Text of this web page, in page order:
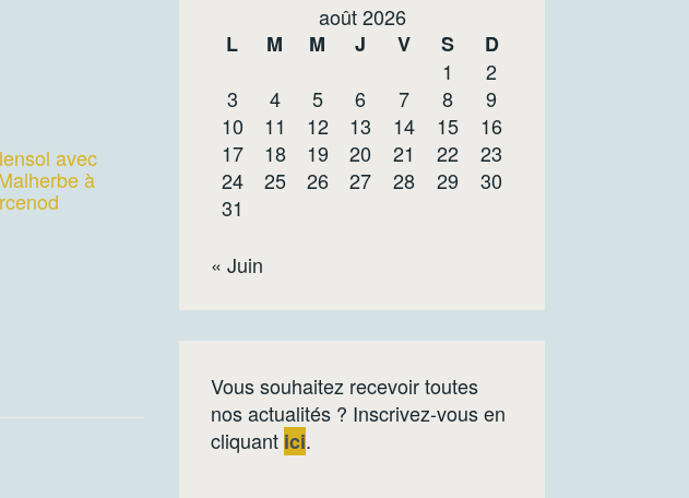
avec
à
août 2026
L
M M J V S
D
1
2
3
4 5 6 7 8
9
10
11 12 13 14 15
16
17
18 19 20 21 22
23
24
25 26 27 28 29
30
31
« Juin
Vous souhaitez recevoir toutes
nos actualités ? Inscrivez-vous en
cliquant ici.